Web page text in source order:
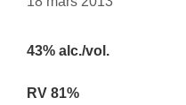
43% alc./vol.
RV 81%